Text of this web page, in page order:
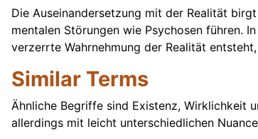
Die Auseinandersetzung mit der Realität
mentalen Störungen wie Psychosen führen.
verzerrte Wahrnehmung der Realität
Similar Terms
Ähnliche Begriffe sind Existenz, Wirklichkeit
allerdings mit leicht unterschiedlichen